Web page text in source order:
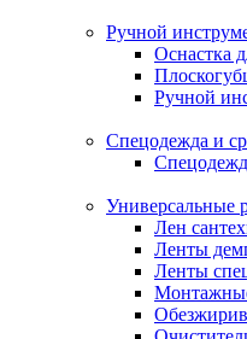
Ручной
Оснастка
Ручной
Спецодежда и
Универсальные
Лен
Ленты
Ленты